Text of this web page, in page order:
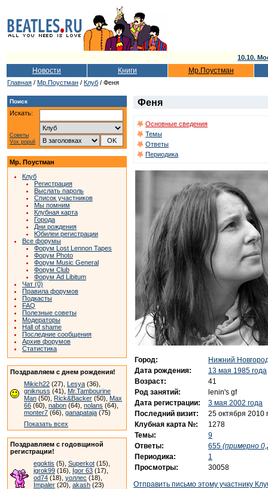
10.10.
Новости Книги Мр.Поустман
Главная / Мр.Поустман / Клуб / Феня
Поиск
Искать:
Советы
Vox populi
Мр. Поустман
Клуб
Регистрация
Выслать пароль
Список участников
Мы помним
Клубная карта
Города
Дни рождения
Юбилеи регистрации
Все форумы
Форум Lost Lennon Tapes
Форум Photo
Форум Music General
Форум Club
Форум Ad Libitum
Чат (0)
Правила форумов
Подкасты
FAQ
Полезные советы
Модераторы
Hall of shame
Последние сообщения
Архив форумов
Статистика
Поздравляем с днем рождения!
Mikich22 (27), Lesya (36),
gniknuss (41), Mr.Tambourine
Man (50), Rick&Backer (50), Max
66 (60), nabon (64), nolans (64),
monter7 (66), ganapataja (75)
Показать всех
Поздравляем с годовщиной
регистрации!
egoktis (5), Superkot (15),
igrok99 (16), Igor 63 (17),
od74 (18), уоллес (18),
Impaler (20), akash (23)
Феня
Основные сведения
Темы
Ответы
Периодика
Город:
Нижний
Дата рождения:
13 мая 1985 года
Возраст:
41
Род занятий:
lenin's gf
Дата регистрации:
3 мая 2002 года
Последний визит:
25 октября 2010
Клубная карта №:
1278
Темы:
9
Ответы:
655 (примерно
Периодика:
1
Просмотры:
30058
Отправить письмо этому участнику